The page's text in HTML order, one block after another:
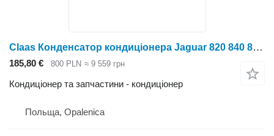
Claas Конденсатор кондиціонера Jaguar 820 840 860 00 0 до кормозбирального комбайна Claas Jaguar 820 840 860
185,80 € 800 PLN ≈ 9 559 грн
Кондиціонер та запчастини - кондиціонер
Польща, Opalenica